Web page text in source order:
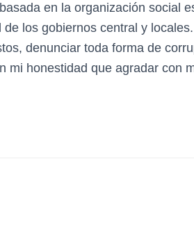
en la organización social
los gobiernos central y
denunciar toda forma de
mi honestidad que agradar con